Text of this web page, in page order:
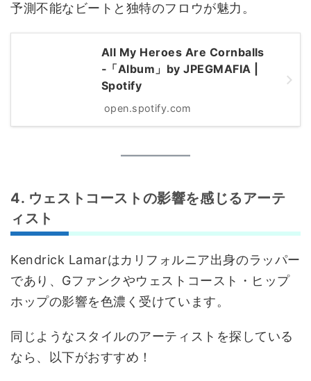
予測不能なビートと独特のフロウが魅力。
All My Heroes Are Cornballs
‑「Album」by JPEGMAFIA |
Spotify
open.spotify.com
4. ウェストコーストの影響を感じるアーテ
ィスト
Kendrick Lamarはカリフォルニア出身のラッパー
であり、Gファンクやウェストコースト・ヒップ
ホップの影響を色濃く受けています。
同じようなスタイルのアーティストを探している
なら、以下がおすすめ！